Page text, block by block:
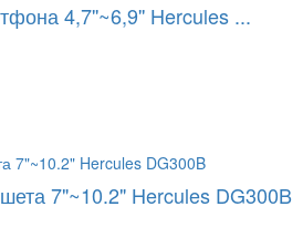
4,7''~6,9'' Hercules ...
7"~10.2" Hercules DG300B